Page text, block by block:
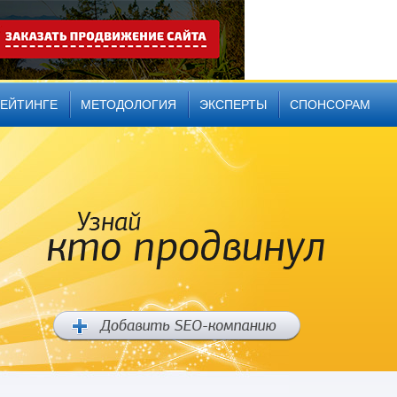
МЕТОДОЛОГИЯ ЭКСПЕРТЫ СПОНСОРАМ